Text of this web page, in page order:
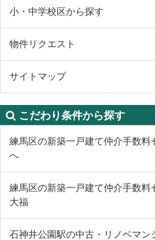
小・中学校区から探す
物件リクエスト
サイトマップ
こだわり条件から探す
練馬区の新築一戸建て仲介手数料
へ
練馬区の新築一戸建て仲介手数料
大福
石神井公園駅の中古・リノベマン